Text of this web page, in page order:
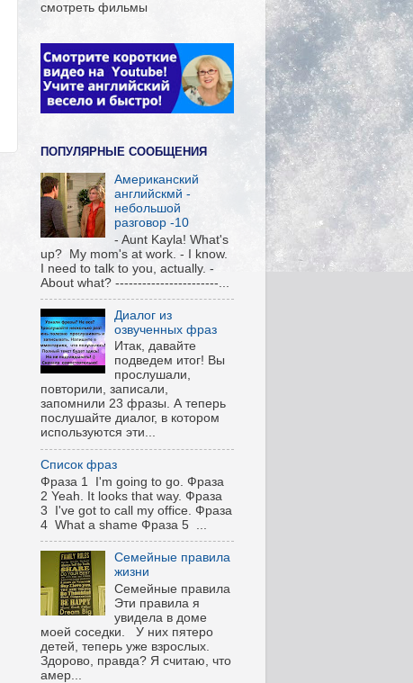
смотреть фильмы
ПОПУЛЯРНЫЕ СООБЩЕНИЯ
Американский
английскмй -
небольшой
разговор -10
- Aunt Kayla! What's
up? My mom's at work. - I know.
I need to talk to you, actually. -
About what? -----------------------...
Диалог из
озвученных фраз
Итак, давайте
подведем итог! Вы
прослушали,
повторили, записали,
запомнили 23 фразы. А теперь
послушайте диалог, в котором
используются эти...
Список фраз
Фраза 1 I'm going to go. Фраза
2 Yeah. It looks that way. Фраза
3 I've got to call my office. Фраза
4 What a shame Фраза 5 ...
Семейные правила
жизни
Семейные правила
Эти правила я
увидела в доме
моей соседки. У них пятеро
детей, теперь уже взрослых.
Здорово, правда? Я считаю, что
амер...